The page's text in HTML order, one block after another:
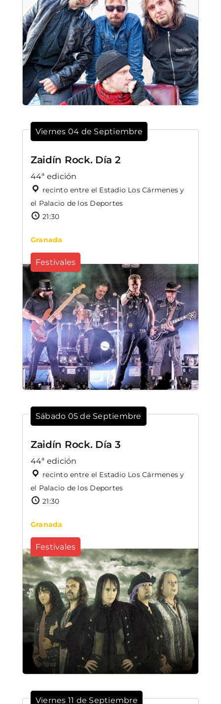
Viernes 04 de Septiembre
Zaidín Rock. Día 2
44ª edición
recinto entre el Estadio Los Cármenes y
el Palacio de los Deportes
21:30
Granada
Festivales
Sábado 05 de Septiembre
Zaidín Rock. Día 3
44ª edición
recinto entre el Estadio Los Cármenes y
el Palacio de los Deportes
21:30
Granada
Festivales
Viernes 11 de Septiembre